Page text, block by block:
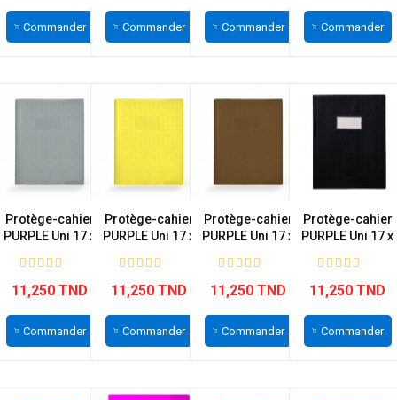
Commander Commander Commander Commander
Protège-cahier
PURPLE Uni 17 x
11,250 TND
Commander
Protège-cahier
PURPLE Uni 17 x
11,250 TND
Commander
Protège-cahier
PURPLE Uni 17 x
11,250 TND
Commander
Protège-cahier
PURPLE Uni 17 x
11,250 TND
Commander